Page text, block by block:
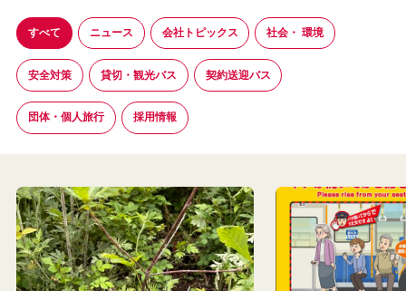
すべて ニュース 会社トピックス 社会・ 環境
安全対策 貸切・観光バス 契約送迎バス
団体・個人旅行 採用情報